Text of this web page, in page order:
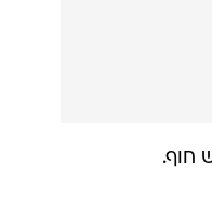
חוף.